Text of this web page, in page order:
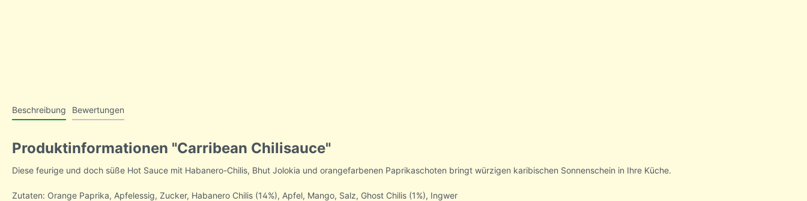
Beschreibung Bewertungen
Produktinformationen "Carribean Chilisauce"
Diese feurige und doch süße Hot Sauce mit Habanero-Chilis, Bhut Jolokia und orangefarbenen Paprikaschoten bringt würzigen karibischen Sonnenschein in Ihre Küche.
Zutaten: Orange Paprika, Apfelessig, Zucker, Habanero Chilis (14%), Apfel, Mango, Salz, Ghost Chilis (1%), Ingwer